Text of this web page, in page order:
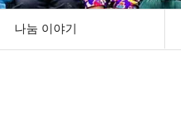
나눔 이야기